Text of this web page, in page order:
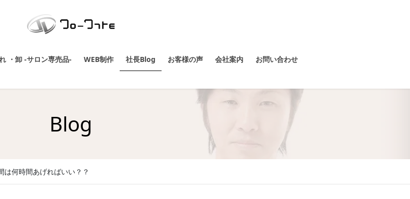
・卸 -サロン専売品- WEB制作 社長Blog お客様の声 会社案内 お問い合わせ
Blog
は何時間あげればいい？？